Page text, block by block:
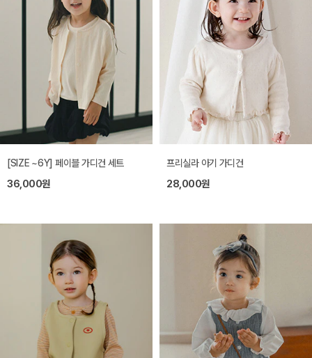
[SIZE ~6Y] 페이블 가디건 세트
36,000원
프리실라 아기 가디건
28,000원